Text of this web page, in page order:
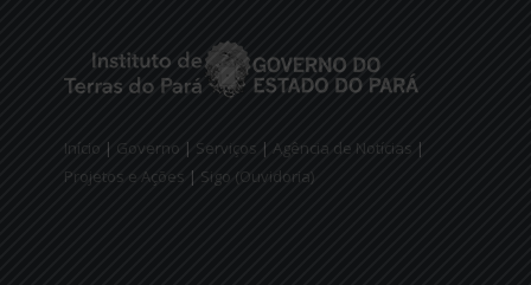
Início | Governo | Serviços | Agência de Notícias |
Projetos e Ações | Sigo (Ouvidoria)